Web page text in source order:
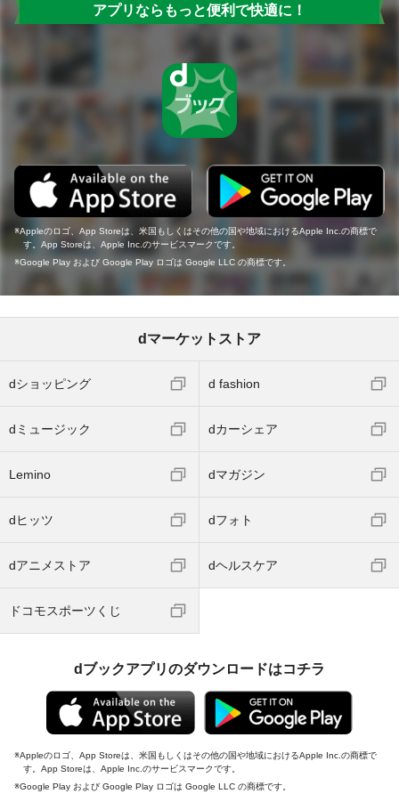
アプリならもっと便利で快適に！
Appleのロゴ、App Storeは、米国もしくはその他の国や地域におけるApple Inc.の商標で
す。App Storeは、Apple Inc.のサービスマークです。
Google Play および Google Play ロゴは Google LLC の商標です。
dマーケットストア
dショッピング d fashion
dミュージック dカーシェア
Lemino dマガジン
dヒッツ dフォト
dアニメストア dヘルスケア
ドコモスポーツくじ
dブックアプリのダウンロードはコチラ
Appleのロゴ、App Storeは、米国もしくはその他の国や地域におけるApple Inc.の商標で
す。App Storeは、Apple Inc.のサービスマークです。
Google Play および Google Play ロゴは Google LLC の商標です。